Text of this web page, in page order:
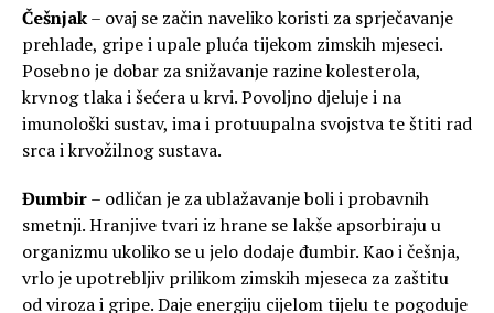
Češnjak– ovaj se začin naveliko koristi za sprječavanje
prehlade, gripe i upale pluća tijekom zimskih mjeseci.
Posebno je dobar za snižavanje razine kolesterola,
krvnog tlaka i šećera u krvi. Povoljno djeluje i na
imunološki sustav, ima i protuupalna svojstva te štiti rad
srca i krvožilnog sustava.
Đumbir– odličan je za ublažavanje boli i probavnih
smetnji. Hranjive tvari iz hrane se lakše apsorbiraju u
organizmu ukoliko se u jelo dodaje đumbir. Kao i češnja,
vrlo je upotrebljiv prilikom zimskih mjeseca za zaštitu
od viroza i gripe. Daje energiju cijelom tijelu te pogoduje